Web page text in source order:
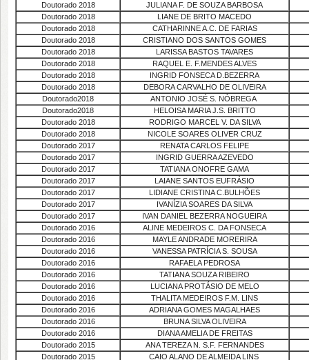
Doutorado 2018
JULIANA F. DE SOUZA BARBOSA
Doutorado 2018
LIANE DE BRITO MACEDO
Doutorado 2018
CATHARINNE A.C. DE FARIAS
Doutorado 2018
CRISTIANO DOS SANTOS GOMES
Doutorado 2018
LARISSA BASTOS TAVARES
Doutorado 2018
RAQUEL E. F.MENDES ALVES
Doutorado 2018
INGRID FONSECA D.BEZERRA
Doutorado 2018
DEBORA CARVALHO DE OLIVEIRA
Doutorado2018
ANTONIO JOSÉ S. NÓBREGA
Doutorado2018
HELOISA MARIA J.S. BRITTO
Doutorado 2018
RODRIGO MARCEL V. DA SILVA
Doutorado 2018
NICOLE SOARES OLIVER CRUZ
Doutorado 2017
RENATA CARLOS FELIPE
Doutorado 2017
INGRID GUERRA AZEVEDO
Doutorado 2017
TATIANA ONOFRE GAMA
Doutorado 2017
LAIANE SANTOS EUFRÁSIO
Doutorado 2017
LIDIANE CRISTINA C.BULHÕES
Doutorado 2017
IVANÍZIA SOARES DA SILVA
Doutorado 2017
IVAN DANIEL BEZERRA NOGUEIRA
Doutorado 2016
ALINE MEDEIROS C. DA FONSECA
Doutorado 2016
MAYLE ANDRADE MORERIRA
Doutorado 2016
VANESSA PATRÍCIA S. SOUSA
Doutorado 2016
RAFAELA PEDROSA
Doutorado 2016
TATIANA SOUZA RIBEIRO
Doutorado 2016
LUCIANA PROTÁSIO DE MELO
Doutorado 2016
THALITA MEDEIROS F.M. LINS
Doutorado 2016
ADRIANA GOMES MAGALHAES
Doutorado 2016
BRUNA SILVA OLIVEIRA
Doutorado 2016
DIANA AMELIA DE FREITAS
Doutorado 2015
ANA TEREZA N. S.F. FERNANDES
Doutorado 2015
CAIO ALANO DE ALMEIDA LINS